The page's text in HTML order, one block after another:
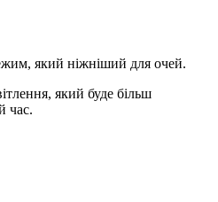
який ніжніший для очей.
який буде більш
час.